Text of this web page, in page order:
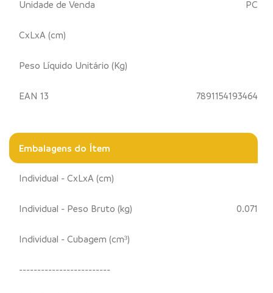
Unidade de Venda PC
CxLxA (cm)
Peso Líquido Unitário (Kg)
EAN 13 7891154193464
Embalagens do Ítem
Individual - CxLxA (cm)
Individual - Peso Bruto (kg) 0.071
Individual - Cubagem (cm³)
-------------------------